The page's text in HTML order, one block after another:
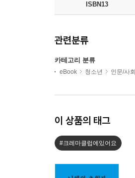
ISBN13
관련분류
카테고리 분류
eBook 청소년 인문/사회
이 상품의 태그
#크레마클럽에있어요